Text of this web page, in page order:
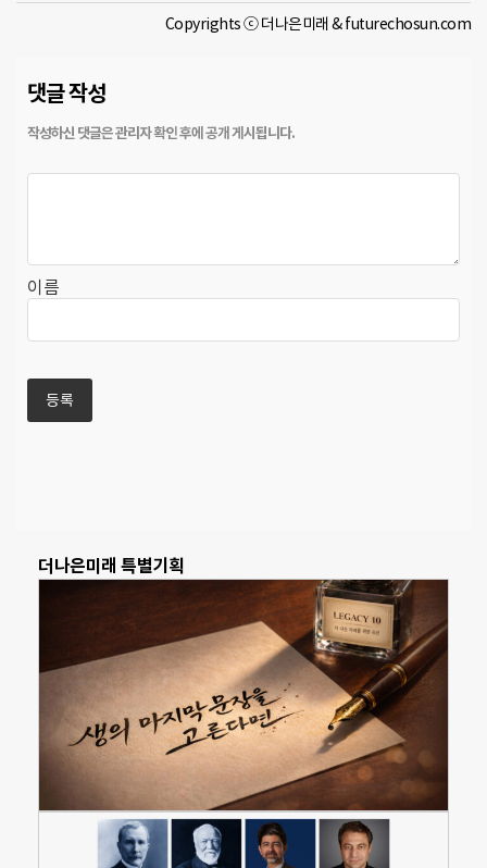
Copyrights ⓒ 더나은미래 & futurechosun.com
댓글 작성
이름
더나은미래 특별기획